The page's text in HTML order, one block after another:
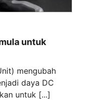
untuk
mengubah
daya DC
untuk [...]